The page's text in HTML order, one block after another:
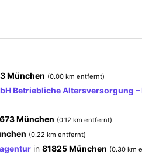
München (0.00 km entfernt)
Betriebliche Altersversorgung
München (0.12 km entfernt)
(0.22 km entfernt)
in 81825 München (0.30 km